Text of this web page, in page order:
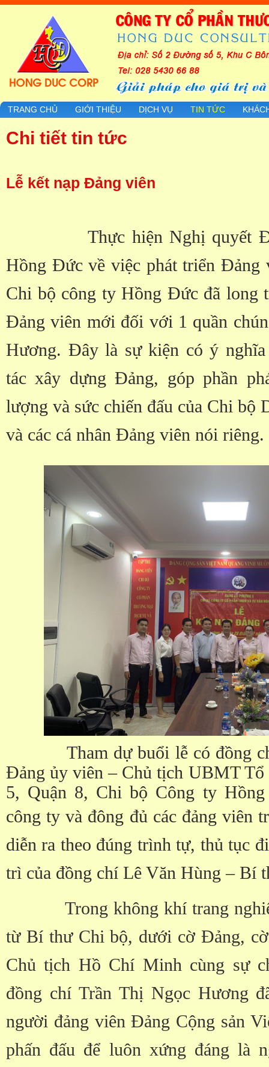
TRANG CHỦ GIỚI THIỆU DỊCH VỤ TIN TỨC
Chi tiết tin tức
Lễ kết nạp Đảng viên
Thực hiện Nghị quyết Đại
Hồng Đức về việc phát triển Đảng
Chi bộ công ty Hồng Đức đã long
Đảng viên mới đối với 1 quần
Hương. Đây là sự kiện có ý nghĩa
tác xây dựng Đảng, góp phần
lượng và sức chiến đấu của Chi bộ
và các cá nhân Đảng viên nói riêng.
Tham dự buổi lễ có đồng
Đảng ủy viên – Chủ tịch UBMT Tổ
5, Quận 8, Chi bộ Công ty
công ty và đông đủ các đảng viên
diễn ra theo đúng trình tự, thủ tục
trì của đồng chí Lê Văn Hùng – Bí
Trong không khí trang
từ Bí thư Chi bộ, dưới cờ Đảng,
Chủ tịch Hồ Chí Minh cùng sự
đồng chí Trần Thị Ngọc Hương
người đảng viên Đảng Cộng sản
phấn đấu để luôn xứng đáng là